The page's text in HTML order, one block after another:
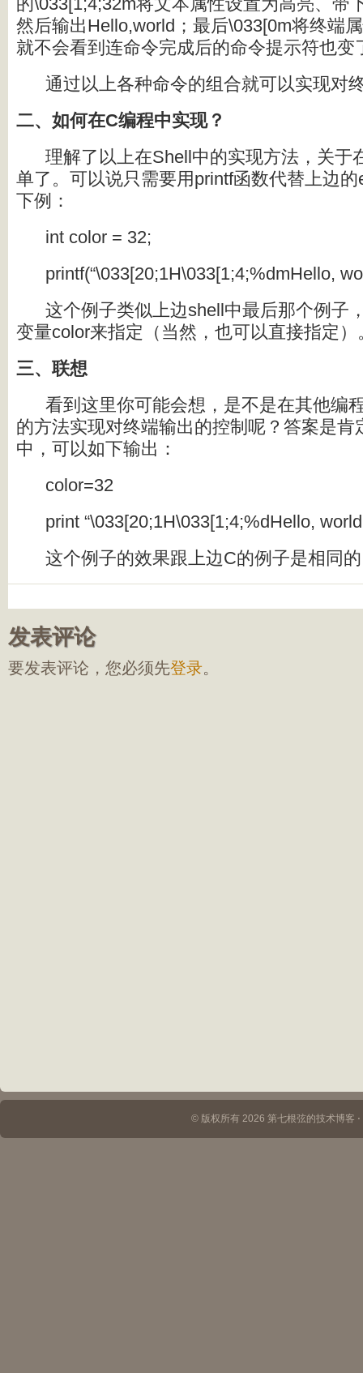
然后输出Hello,world；最后\033[0m将终端
就不会看到连命令完成后的命令提示符也变
通过以上各种命令的组合就可以实现对
二、如何在C编程中实现？
理解了以上在Shell中的实现方法，关于
单了。可以说只需要用printf函数代替上边
下例：
int color = 32;
printf(“\033[20;1H\033[1;4;%dmHello,
这个例子类似上边shell中最后那个例子
变量color来指定（当然，也可以直接指定）
三、联想
看到这里你可能会想，是不是在其他编
的方法实现对终端输出的控制呢？答案是肯
中，可以如下输出：
color=32
print “\033[20;1H\033[1;4;%dHello,
这个例子的效果跟上边C的例子是相同
发表评论
要发表评论，您必须先登录。
© 版权所有 2026 第七根弦的技术博客